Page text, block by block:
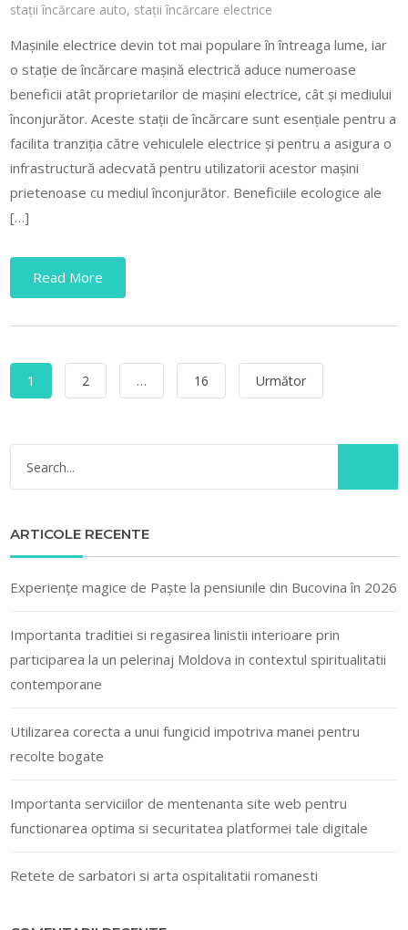
stații încărcare auto, stații încărcare electrice
Mașinile electrice devin tot mai populare în întreaga lume, iar
o stație de încărcare mașină electrică aduce numeroase
beneficii atât proprietarilor de mașini electrice, cât și mediului
înconjurător. Aceste stații de încărcare sunt esențiale pentru a
facilita tranziția către vehiculele electrice și pentru a asigura o
infrastructură adecvată pentru utilizatorii acestor mașini
prietenoase cu mediul înconjurător. Beneficiile ecologice ale
[…]
Read More
Paginație
articole
1 2 … 16 Următor
ARTICOLE RECENTE
Experiențe magice de Paște la pensiunile din Bucovina în 2026
Importanta traditiei si regasirea linistii interioare prin
participarea la un pelerinaj Moldova in contextul spiritualitatii
contemporane
Utilizarea corecta a unui fungicid impotriva manei pentru
recolte bogate
Importanta serviciilor de mentenanta site web pentru
functionarea optima si securitatea platformei tale digitale
Retete de sarbatori si arta ospitalitatii romanesti